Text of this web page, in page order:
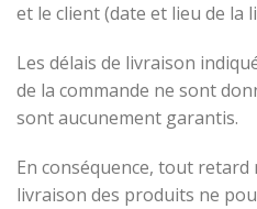
et le client (date et lieu de la
Les délais de livraison
de la commande ne sont
sont aucunement garantis.
En conséquence, tout retard
livraison des produits ne